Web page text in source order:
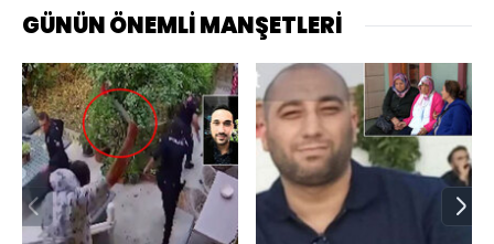
GÜNÜN ÖNEMLİ MANŞETLERİ